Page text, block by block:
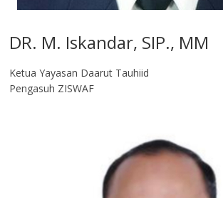
DR. M. Iskandar, SIP., MM
Ketua Yayasan Daarut Tauhiid
Pengasuh ZISWAF